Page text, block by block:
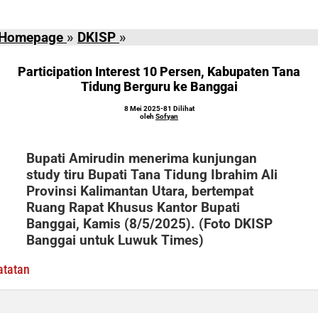
» DKISP »
10
Persen,
Kabupaten
Tana
Berguru
ke
Banggai
Participation Interest 10 Persen, Kabupaten Tana
Tidung Berguru ke Banggai
8 Mei 2025oleh
Sofyan
-81 Dilihat
oleh Sofyan
Bupati Amirudin menerima kunjungan
study tiru Bupati Tana Tidung Ibrahim Ali
Provinsi Kalimantan Utara, bertempat
Ruang Rapat Khusus Kantor Bupati
Banggai, Kamis (8/5/2025). (Foto DKISP
Banggai untuk Luwuk Times)